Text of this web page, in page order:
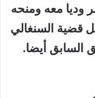
وديا معه ومنحه
قضية السنغالي
السابق أيضا.